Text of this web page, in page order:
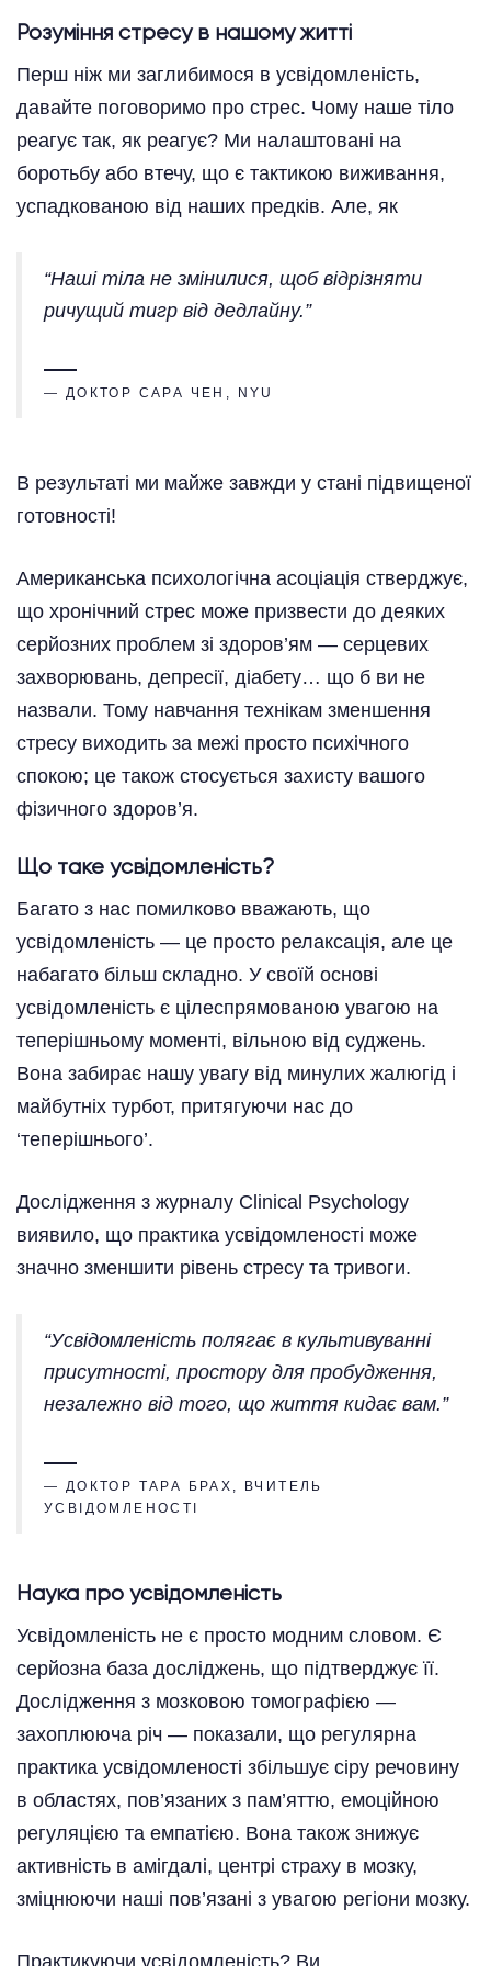
Розуміння стресу в нашому житті
Перш ніж ми заглибимося в усвідомленість,
давайте поговоримо про стрес. Чому наше тіло
реагує так, як реагує? Ми налаштовані на
боротьбу або втечу, що є тактикою виживання,
успадкованою від наших предків. Але, як
“Наші тіла не змінилися, щоб відрізняти
ричущий тигр від дедлайну.”
— ДОКТОР САРА ЧЕН, NYU
В результаті ми майже завжди у стані підвищеної
готовності!
Американська психологічна асоціація стверджує,
що хронічний стрес може призвести до деяких
серйозних проблем зі здоров’ям — серцевих
захворювань, депресії, діабету… що б ви не
назвали. Тому навчання технікам зменшення
стресу виходить за межі просто психічного
спокою; це також стосується захисту вашого
фізичного здоров’я.
Що таке усвідомленість?
Багато з нас помилково вважають, що
усвідомленість — це просто релаксація, але це
набагато більш складно. У своїй основі
усвідомленість є цілеспрямованою увагою на
теперішньому моменті, вільною від суджень.
Вона забирає нашу увагу від минулих жалюгід і
майбутніх турбот, притягуючи нас до
‘теперішнього’.
Дослідження з журналу Clinical Psychology
виявило, що практика усвідомленості може
значно зменшити рівень стресу та тривоги.
“Усвідомленість полягає в культивуванні
присутності, простору для пробудження,
незалежно від того, що життя кидає вам.”
— ДОКТОР ТАРА БРАХ, ВЧИТЕЛЬ
УСВІДОМЛЕНОСТІ
Наука про усвідомленість
Усвідомленість не є просто модним словом. Є
серйозна база досліджень, що підтверджує її.
Дослідження з мозковою томографією —
захоплююча річ — показали, що регулярна
практика усвідомленості збільшує сіру речовину
в областях, пов’язаних з пам’яттю, емоційною
регуляцією та емпатією. Вона також знижує
активність в амігдалі, центрі страху в мозку,
зміцнюючи наші пов’язані з увагою регіони мозку.
Практикуючи усвідомленість? Ви